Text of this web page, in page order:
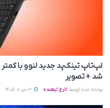
لپ‌تاپ تینک‌پد جدید لنوو با کمتر
شد + تصویر
نوشته شده توسط تارخ ترهنده